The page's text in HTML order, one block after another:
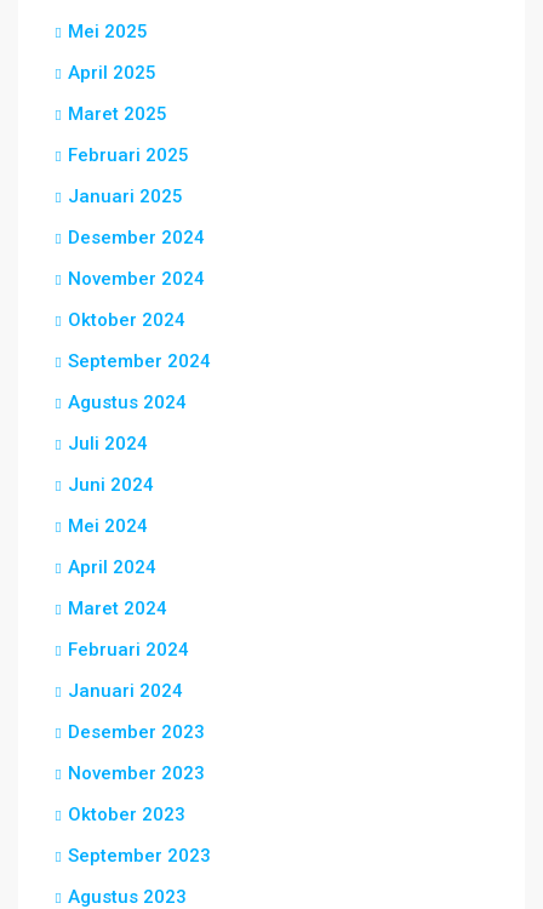
Mei 2025
April 2025
Maret 2025
Februari 2025
Januari 2025
Desember 2024
November 2024
Oktober 2024
September 2024
Agustus 2024
Juli 2024
Juni 2024
Mei 2024
April 2024
Maret 2024
Februari 2024
Januari 2024
Desember 2023
November 2023
Oktober 2023
September 2023
Agustus 2023